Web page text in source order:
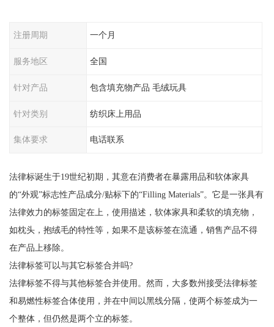
注册周期 一个月
服务地区 全国
针对产品 包含填充物产品 毛绒玩具
针对类别 纺织床上用品
集体要求 电话联系
法律标诞生于19世纪初期，其意在消费者在暴露用品和软体家具
的“外观”标志性产品成分/贴标下的“Filling Materials”。它是一张具有
法律效力的标签固定在上，使用描述，软体家具和柔软的填充物，
如枕头，抱绒毛的特性等，如果不是该标签在流通，销售产品不得
在产品上移除。
法律标签可以与其它标签合并吗?
法律标签不得与其他标签合并使用。然而，大多数州接受法律标签
和易燃性标签合体使用，并在中间以黑线分隔，使两个标签成为一
个整体，但仍然是两个立的标签。